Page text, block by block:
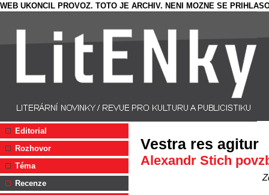
WEB UKONCIL PROVOZ. TOTO JE ARCHIV. NENI MOZNE SE
Editorial
Rozhovor
Téma
Recenze
Vestra res agitur
Alexandr Stich